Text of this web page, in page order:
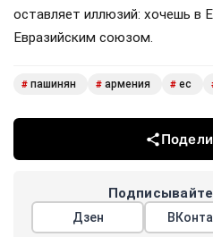
оставляет иллюзий: хочешь в
Евразийским союзом.
# пашинян # армения # ес
Дзен